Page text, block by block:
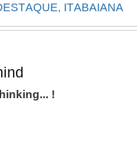
, ITABAIANA
!